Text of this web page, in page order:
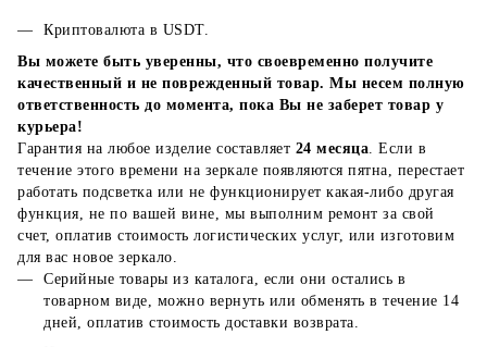
Криптовалюта в USDT.
Вы можете быть уверенны, что своевременно получите
качественный и не поврежденный товар. Мы несем полную
ответственность до момента, пока Вы не заберет товар у
курьера!
Гарантия на любое изделие составляет 24 месяца . Если в
течение этого времени на зеркале появляются пятна, перестает
работать подсветка или не функционирует какая-либо другая
функция, не по вашей вине, мы выполним ремонт за свой
счет, оплатив стоимость логистических услуг, или изготовим
для вас новое зеркало.
Серийные товары из каталога, если они остались в
товарном виде, можно вернуть или обменять в течение 14
дней, оплатив стоимость доставки возврата.